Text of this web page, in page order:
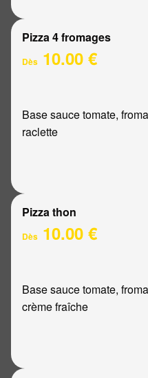
Pizza 4 fromages
Dès 10.00 €
Base sauce tomate,
raclette
Pizza thon
Dès 10.00 €
Base sauce tomate,
crème fraîche